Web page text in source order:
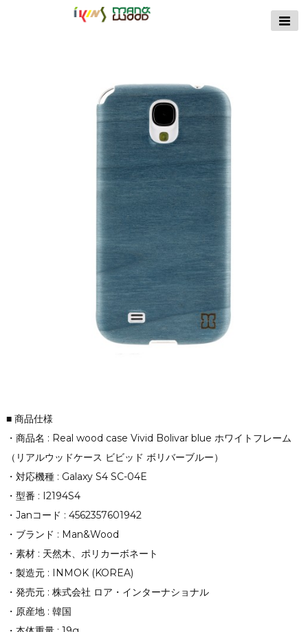
【公式サイト】
木ケース
■ 商品仕様
・商品名 : Real wood case Vivid Bolivar blue ホワイトフレーム
（リアルウッドケース ビビッド ボリバーブルー）
・対応機種 : Galaxy S4 SC-04E
・型番 : I2194S4
・Janコード : 4562357601942
・ブランド : Man&Wood
・素材 : 天然木、ポリカーボネート
・製造元 : INMOK (KOREA)
・発売元 : 株式会社 ロア・インターナショナル
・原産地 : 韓国